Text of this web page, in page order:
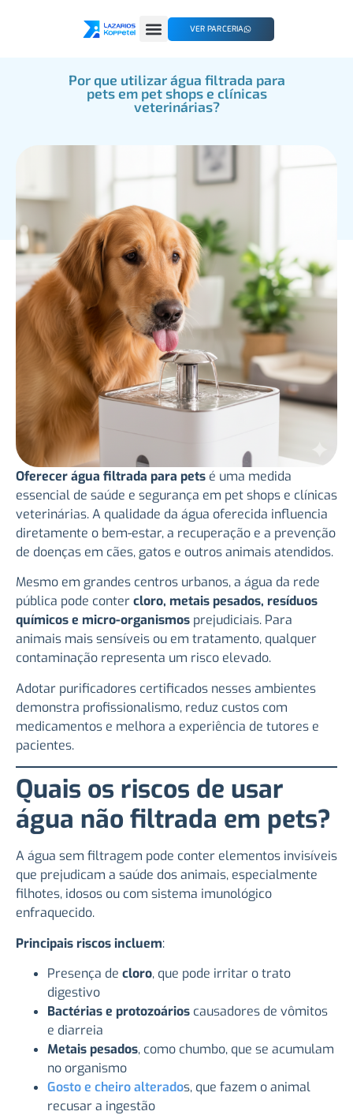
VER PARCERIA
Por que utilizar água filtrada para
pets em pet shops e clínicas
veterinárias?
Oferecer água filtrada para pets é uma medida
essencial de saúde e segurança em pet shops e clínicas
veterinárias. A qualidade da água oferecida influencia
diretamente o bem-estar, a recuperação e a prevenção
de doenças em cães, gatos e outros animais atendidos.
Mesmo em grandes centros urbanos, a água da rede
pública pode contercloro, metais pesados, resíduos
químicos e micro-organismos prejudiciais. Para
animais mais sensíveis ou em tratamento, qualquer
contaminação representa um risco elevado.
Adotar purificadores certificados nesses ambientes
demonstra profissionalismo, reduz custos com
medicamentos e melhora a experiência de tutores e
pacientes.
Quais os riscos de usar
água não filtrada em pets?
A água sem filtragem pode conter elementos invisíveis
que prejudicam a saúde dos animais, especialmente
filhotes, idosos ou com sistema imunológico
enfraquecido.
Principais riscos incluem:
Presença de cloro, que pode irritar o trato
digestivo
Bactérias e protozoários causadores de vômitos
e diarreia
Metais pesados, como chumbo, que se acumulam
no organismo
Gosto e cheiro alterados, que fazem o animal
recusar a ingestão